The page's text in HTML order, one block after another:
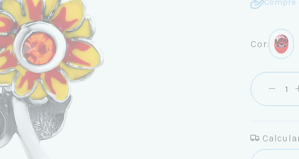
Cor:
Entregas